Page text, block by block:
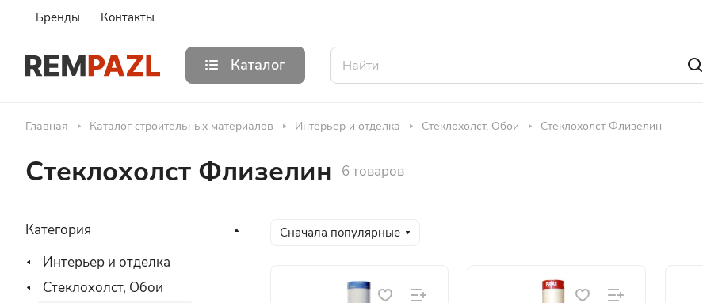
Бренды Контакты
Каталог
Главная Каталог строительных материалов Интерьер и отделка Стеклохолст, Обои Стеклохолст Флизелин
Стеклохолст Флизелин 6 товаров
Сначала популярные
Категория
Интерьер и отделка
Стеклохолст, Обои